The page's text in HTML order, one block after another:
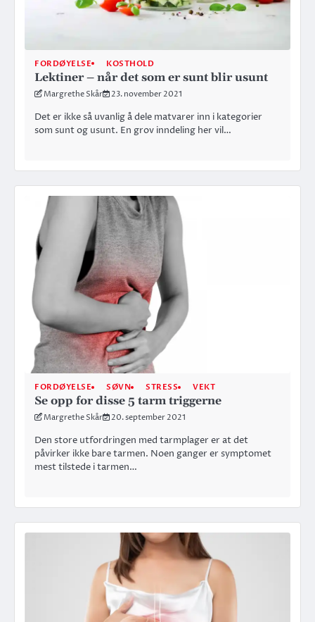
FORDØYELSE KOSTHOLD
Lektiner – når det som er sunt blir usunt
Margrethe Skår 23. november 2021
Det er ikke så uvanlig å dele matvarer inn i kategorier
som sunt og usunt. En grov inndeling her vil…
FORDØYELSE SØVN STRESS VEKT
Se opp for disse 5 tarm triggerne
Margrethe Skår 20. september 2021
Den store utfordringen med tarmplager er at det
påvirker ikke bare tarmen. Noen ganger er symptomet
mest tilstede i tarmen…